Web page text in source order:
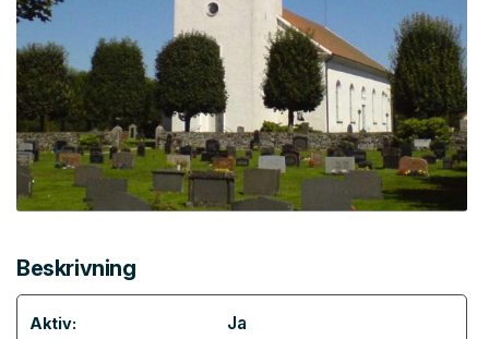
Beskrivning
Aktiv: Ja